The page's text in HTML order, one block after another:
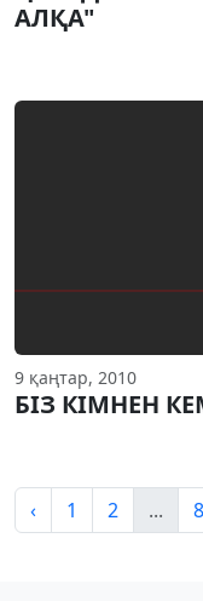
АЛҚА"
9 қаңтар, 2010
БIЗ КIМНЕН
‹ 1 2 ...